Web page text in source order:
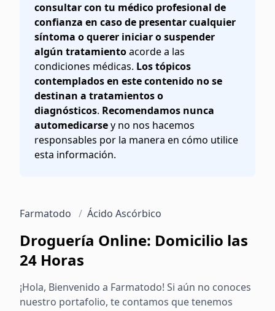
consultar con tu médico profesional de
confianza en caso de presentar cualquier
síntoma o querer iniciar o suspender
algún tratamientoacorde a las
condiciones médicas. Los tópicos
contemplados en este contenido no se
destinan a tratamientos o
diagnósticos. Recomendamos nunca
automedicarsey no nos hacemos
responsables por la manera en cómo utilice
esta información.
Farmatodo / Ácido Ascórbico
Droguería Online: Domicilio las
24 Horas
¡Hola, Bienvenido a Farmatodo! Si aún no conoces
nuestro portafolio, te contamos que tenemos